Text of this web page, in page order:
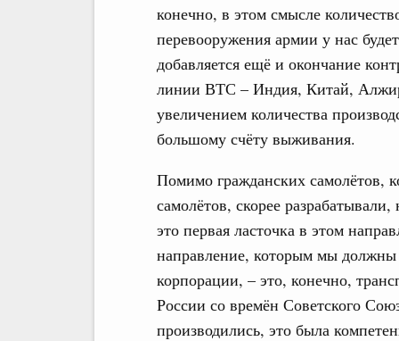
конечно, в этом смысле
перевооружения армии у нас
добавляется ещё и окончание
линии ВТС – Индия, Китай,
увеличением количества
большому счёту выживания.
Помимо гражданских самолётов,
самолётов, скорее
это первая ласточка в этом
направление, которым мы должны
корпорации, – это, конечно,
России со времён Советского
производились, это была